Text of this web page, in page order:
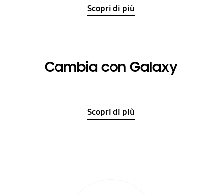
Scopri di più
Cambia con Galaxy
Scopri di più